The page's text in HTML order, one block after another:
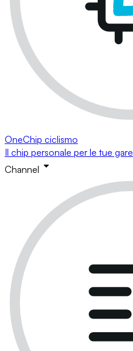
OneChip ciclismo
Il chip personale per le tue gare
Channel